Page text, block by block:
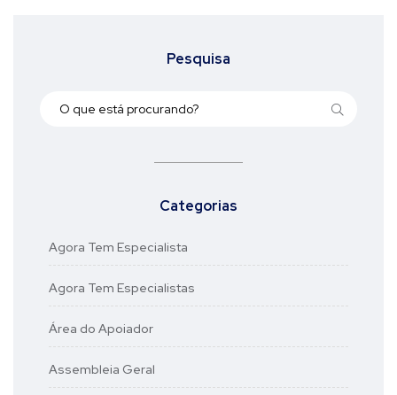
Pesquisa
Categorias
Agora Tem Especialista
Agora Tem Especialistas
Área do Apoiador
Assembleia Geral